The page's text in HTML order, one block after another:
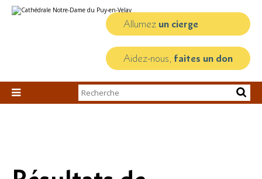
au
personnels
Allumez un cierge
Aidez-nous, faites un don

Chercher par
Recherche